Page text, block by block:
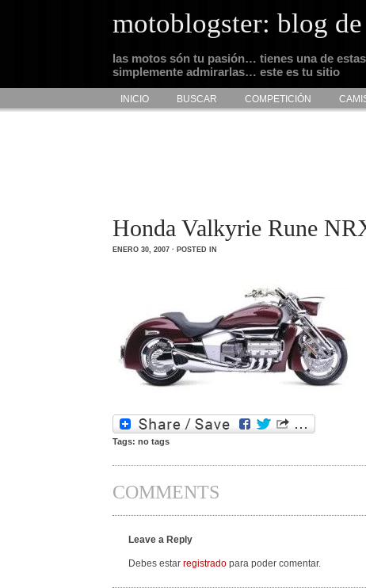
motoblogster: blog
las motos són tu pasión… tienes una de
simplemente admirarlas… este es tu sitio
INICIO BUSCAR COMPETICIÓN
Honda Valkyrie Rune
ENERO 30, 2007 · POSTED IN
Tags: no tags
COMMENTS
Leave a Reply
Debes estar registrado para poder comentar.